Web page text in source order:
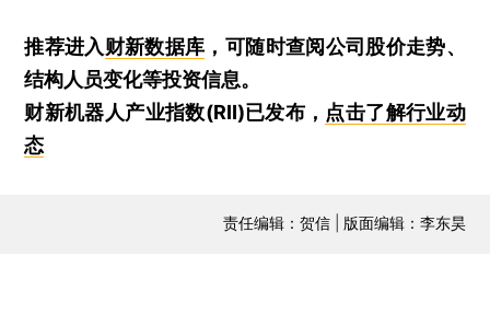
推荐进入财新数据库 ，可随时查阅公司股价走势、
结构人员变化等投资信息。
财新机器人产业指数(RII)已发布， 点击了解行业动
态
责任编辑：贺信 | 版面编辑：李东昊